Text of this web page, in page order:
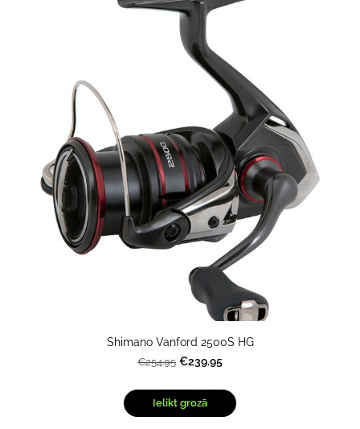
Shimano Vanford 2500S HG
€254.95 €239.95
Ielikt grozā